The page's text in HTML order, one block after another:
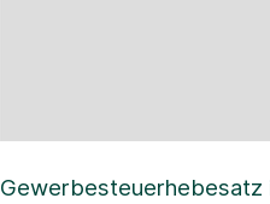
Gewerbesteuerhebesatz